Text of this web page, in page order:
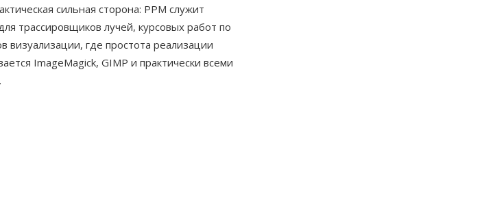
сильная сторона: PPM служит
трассировщиков лучей, курсовых работ по
визуализации, где простота реализации
ImageMagick, GIMP и практически всеми